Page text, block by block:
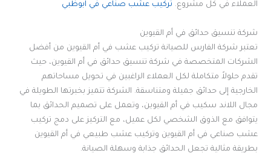
العملاء في كل مشروع. تركيب عشب صناعي في ابوظبي
شركة تنسيق حدائق في أم القيوين
تعتبر شركة الفارس للصيانة تركيب عشب في أم القيوين من أفضل
الشركات المتخصصة في شركة تنسيق حدائق في أم القيوين، حيث
تقدم حلولاً متكاملة لكل العملاء الراغبين في تحويل مساحاتهم
الخارجية إلى حدائق جميلة ومتناسقة. الشركة تتميز بخبرتها الطويلة في
مجال اللاند سكيب في أم القيوين، وتعمل على تصميم الحدائق بما
يتوافق مع الذوق الشخصي لكل عميل، مع التركيز على دمج تركيب
عشب صناعي في أم القيوين وتركيب عشب طبيعي في أم القيوين
بطريقة مثالية تجعل الحدائق جذابة وسهلة الصيانة.